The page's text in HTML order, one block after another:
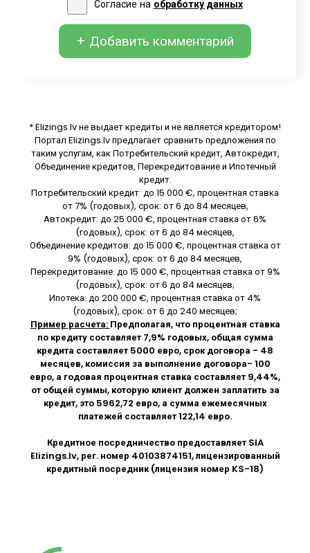
Согласие на обработку данных
+ Добавить комментарий
* Elizings.lv не выдает кредиты и не является кредитором!
Портал Elizings.lv предлагает сравнить предложения по
таким услугам, как Потребительский кредит, Автокредит,
Объединение кредитов, Перекредитование и Ипотечный
кредит.
Потребительский кредит: до 15 000 €, процентная ставка
от 7% (годовых), срок: от 6 до 84 месяцев,
Автокредит: до 25 000 €, процентная ставка от 6%
(годовых), срок: от 6 до 84 месяцев,
Объединение кредитов: до 15 000 €, процентная ставка от
9% (годовых), срок: от 6 до 84 месяцев,
Перекредитование: до 15 000 €, процентная ставка от 9%
(годовых), срок: от 6 до 84 месяцев;
Ипотека: до 200 000 €, процентная ставка от 4%
(годовых), срок: от 6 до 240 месяцев;
Пример расчета: Предполагая, что процентная ставка
по кредиту составляет 7,9% годовых, общая сумма
кредита составляет 5000 евро, срок договора - 48
месяцев, комиссия за выполнение договора- 100
евро, а годовая процентная ставка составляет 9,44%,
от общей суммы, которую клиент должен заплатить за
кредит, это 5962,72 евро, а сумма ежемесячных
платежей составляет 122,14 евро.
Кредитное посредничество предоставляет SIA
Elizings.lv, рег. номер 40103874151, лицензированный
кредитный посредник (лицензия номер KS-18)